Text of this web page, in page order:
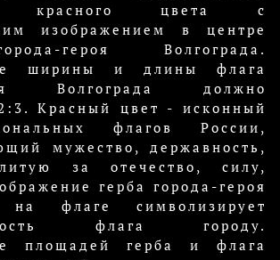
красного цвета с
изображением в центре
героя Волгограда.
ширины и длины флага
Волгограда должно
Красный цвет - исконный
флагов России,
мужество, державность,
за отечество, силу,
герба города-героя
на флаге символизирует
флага городу.
площадей герба и флага